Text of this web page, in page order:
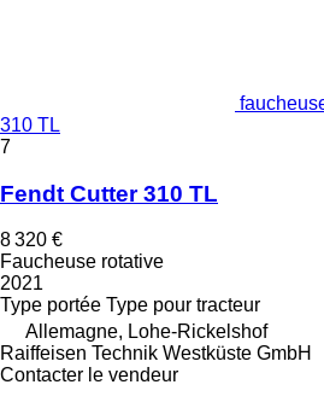
310 TL
7
Fendt Cutter 310 TL
8 320 €
Faucheuse rotative
2021
Type portée Type pour tracteur
Allemagne, Lohe-Rickelshof
Raiffeisen Technik Westküste GmbH
Contacter le vendeur